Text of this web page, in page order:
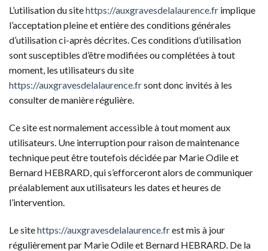
L’utilisation du sitehttps://auxgravesdelalaurence.fr implique
l’acceptation pleine et entière des conditions générales
d’utilisation ci-après décrites. Ces conditions d’utilisation
sont susceptibles d’être modifiées ou complétées à tout
moment, les utilisateurs du site
https://auxgravesdelalaurence.frsont donc invités à les
consulter de manière régulière.
Ce site est normalement accessible à tout moment aux
utilisateurs. Une interruption pour raison de maintenance
technique peut être toutefois décidée par Marie Odile et
Bernard HEBRARD, qui s’efforceront alors de communiquer
préalablement aux utilisateurs les dates et heures de
l’intervention.
Le sitehttps://auxgravesdelalaurence.frest mis à jour
régulièrement par Marie Odile et Bernard HEBRARD. De la